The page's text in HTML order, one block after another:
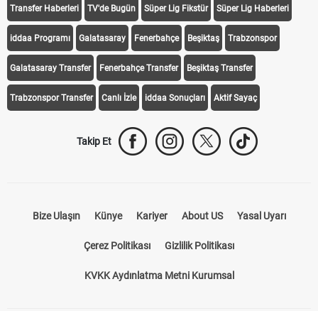
Transfer Haberleri TV'de Bugün Süper Lig Fikstür Süper Lig Haberleri
iddaa Programı Galatasaray Fenerbahçe Beşiktaş Trabzonspor
Galatasaray Transfer Fenerbahçe Transfer Beşiktaş Transfer
Trabzonspor Transfer Canlı İzle iddaa Sonuçları Aktif Sayaç
Takip Et
Bize Ulaşın Künye Kariyer About US Yasal Uyarı
Çerez Politikası Gizlilik Politikası
KVKK Aydınlatma Metni Kurumsal